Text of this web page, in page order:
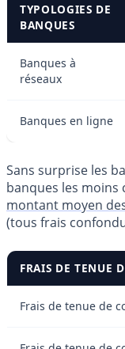
TYPOLOGIES DE
BANQUES
Banques à
réseaux
Banques en ligne
Sans surprise les
banques les moins
montant moyen
(tous frais
FRAIS DE TENUE
Frais de tenue de